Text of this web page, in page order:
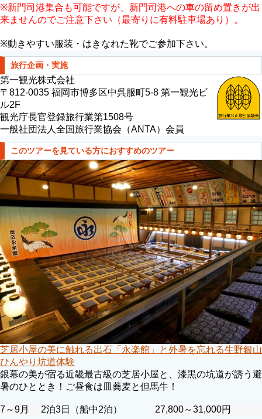
※新門司港集合も可能ですが、新門司港への車の留め置きが出
来ませんのでご注意下さい （最寄りに有料駐車場あり）。
※動きやすい服装・はきなれた靴でご参加下さい。
旅行企画・実施
第一観光株式会社
〒812-0035 福岡市博多区中呉服町5-8 第一観光ビ
ル2F
観光庁長官登録旅行業第1508号
一般社団法人全国旅行業協会（ANTA）会員
このツアーを見ている方におすすめのツアー
芝居小屋の美に触れる出石「永楽館」と外暑を忘れる生野銀山
ひんやり坑道体験
銀幕の美が宿る近畿最古級の芝居小屋と、漆黒の坑道が誘う避
暑のひととき！ご昼食は皿蕎麦と但馬牛！
7～9月 2泊3日（船中2泊） 27,800～31,000円